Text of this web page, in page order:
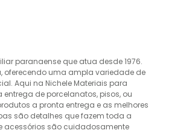
paranaense que atua desde 1976.
oferecendo uma ampla variedade de
Aqui na Nichele Materiais para
de porcelanatos, pisos, ou
a pronta entrega e as melhores
são detalhes que fazem toda a
acessórios são cuidadosamente